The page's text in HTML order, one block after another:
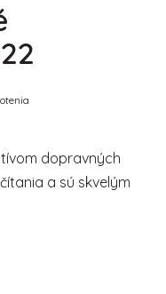
dopravných
a sú skvelým